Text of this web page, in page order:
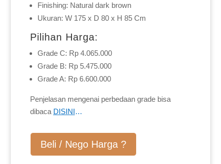
Finishing: Natural dark brown
Ukuran: W 175 x D 80 x H 85 Cm
Pilihan Harga:
Grade C: Rp 4.065.000
Grade B: Rp 5.475.000
Grade A: Rp 6.600.000
Penjelasan mengenai perbedaan grade bisa
dibaca DISINI…
Beli / Nego Harga ?